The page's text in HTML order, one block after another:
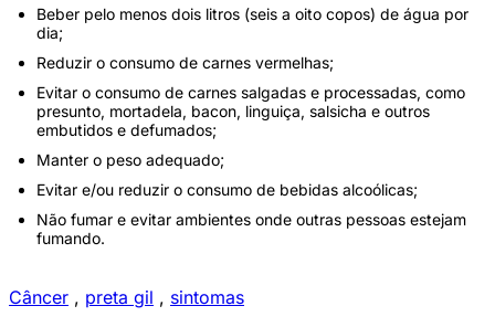
Beber pelo menos dois litros (seis a oito copos) de água por
dia;
Reduzir o consumo de carnes vermelhas;
Evitar o consumo de carnes salgadas e processadas, como
presunto, mortadela, bacon, linguiça, salsicha e outros
embutidos e defumados;
Manter o peso adequado;
Evitar e/ou reduzir o consumo de bebidas alcoólicas;
Não fumar e evitar ambientes onde outras pessoas estejam
fumando.
Câncer , preta gil , sintomas